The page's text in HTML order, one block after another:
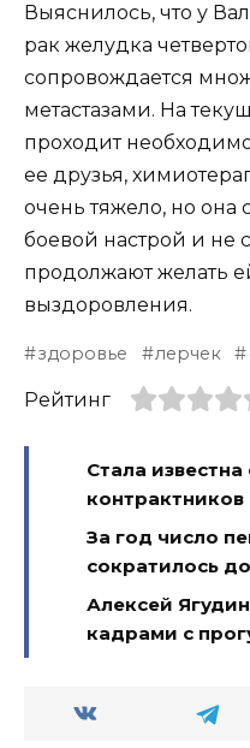
Выяснилось, что у
рак желудка
сопровождается
метастазами. На
проходит
ее друзья,
очень тяжело, но она
боевой настрой и не
продолжают желать
выздоровления.
здоровье лерчек
Рейтинг
Стала
контрактников
За год число
сократилось
Алексей
кадрами с